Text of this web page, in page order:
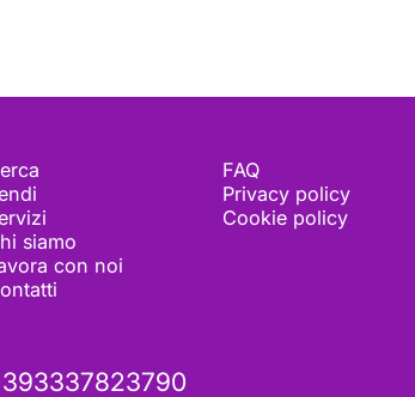
siamo
con noi
FAQ
Privacy policy
Cookie policy